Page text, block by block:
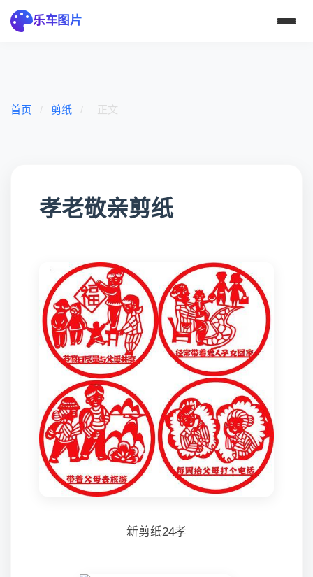
乐车图片
首页 / 剪纸 / 正文
孝老敬亲剪纸
新剪纸24孝